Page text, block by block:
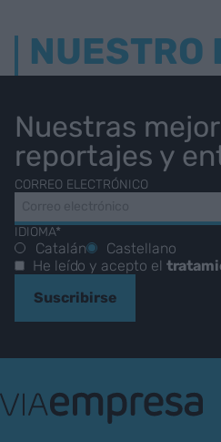
NUESTRO
Nuestras
reportajes y
CORREO ELECTRÓNICO
IDIOMA*
Catalán
Castellano
He leído y acepto el
Suscribirse